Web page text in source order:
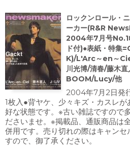
ロックンロール・
ーカー(R&R
2004年7月号
ド付)●表紙・特集
K)/L'Arc～en～
川光博/清春/藤木
BOOM/Lucy/他
2004年7月2日発
1枚入●背ヤケ、少々キズ・カスレ
好な状態です。※古い雑誌ですので
ださいませ。※掲載品、通販商品は
併用です。売り切れの際はキャンセ
すので、御了承ください。